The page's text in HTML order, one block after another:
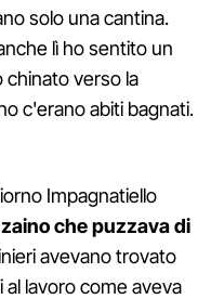
solo una cantina.
lì ho sentito un
chinato verso la
c'erano abiti bagnati.
Impagnatiello
che puzzava di
avevano trovato
al lavoro come aveva